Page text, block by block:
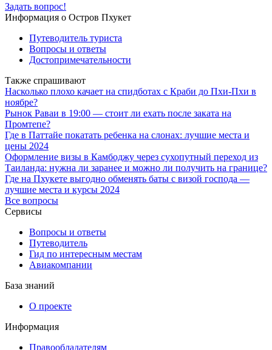
Задать вопрос!
Информация о Остров Пхукет
Путеводитель туриста
Вопросы и ответы
Достопримечательности
Также спрашивают
Насколько плохо качает на спидботах с Краби до Пхи-Пхи в
ноябре?
Рынок Раваи в 19:00 — стоит ли ехать после заката на
Промтепе?
Где в Паттайе покатать ребенка на слонах: лучшие места и
цены 2024
Оформление визы в Камбоджу через сухопутный переход из
Таиланда: нужна ли заранее и можно ли получить на границе?
Где на Пхукете выгодно обменять баты с визой господа —
лучшие места и курсы 2024
Все вопросы
Сервисы
Вопросы и ответы
Путеводитель
Гид по интересным местам
Авиакомпании
База знаний
О проекте
Информация
Правообладателям